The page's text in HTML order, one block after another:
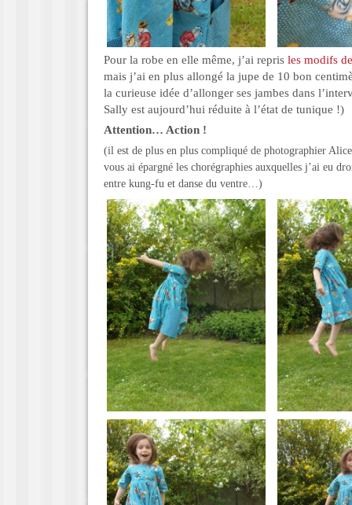
Pour la robe en elle même, j’ai repris les modifs
mais j’ai en plus allongé la jupe de 10 bon
la curieuse idée d’allonger ses jambes dans
Sally est aujourd’hui réduite à l’état de tunique !)
Attention… Action !
(il est de plus en plus compliqué de photographier
vous ai épargné les chorégraphies auxquelles j’ai eu
entre kung-fu et danse du ventre…)